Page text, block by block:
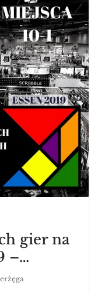
gier na
–…